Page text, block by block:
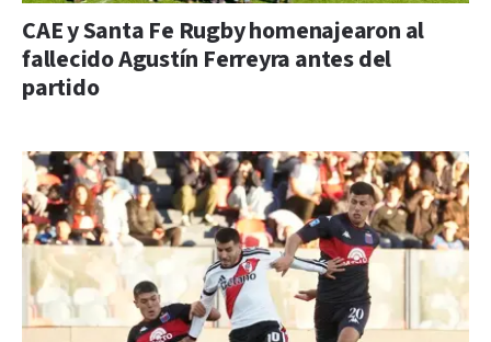
CAE y Santa Fe Rugby homenajearon al
fallecido Agustín Ferreyra antes del
partido